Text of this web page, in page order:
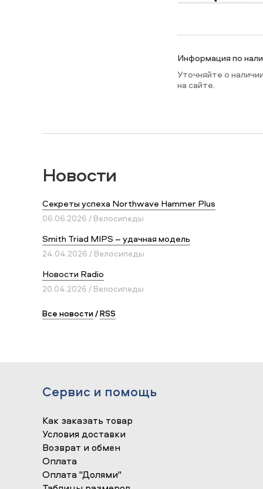
Информация по
Уточняйте о
на сайте.
Новости
Секреты успеха Northwave Hammer Plus
06.06.2026 / Велосипеды
Smith Triad MIPS – удачная модель
24.04.2026 / Велосипеды
Новости Radio
20.04.2026 / Велосипеды
Все новости/RSS
Сервис и помощь
Как заказать товар
Условия доставки
Возврат и обмен
Оплата
Оплата "Долями"